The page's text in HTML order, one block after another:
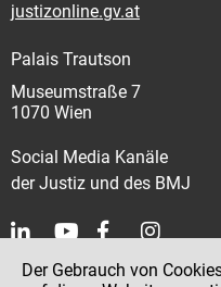
justizonline.gv.at
Palais Trautson
Museumstraße 7
1070 Wien
Social Media Kanäle
der Justiz und des BMJ
Kontakt
Der Gebrauch von